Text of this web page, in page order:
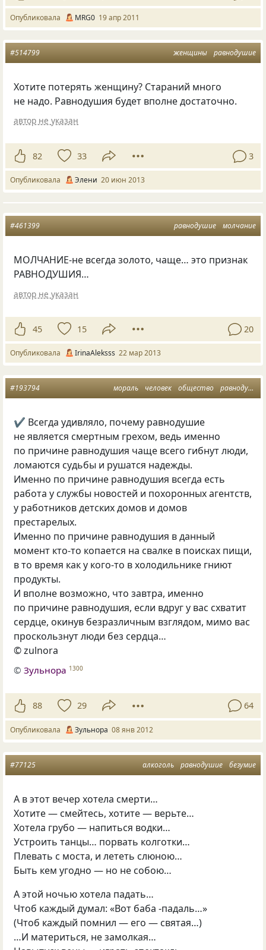
Опубликовала MRG0 19 апр 2011
женщины равнодушие
#514799
Хотите потерять женщину? Стараний много
не надо. Равнодушия будет вполне достаточно.
автор не указан
82 33 3
Опубликовала Элени 20 июн 2013
равнодушие молчание
#461399
МОЛЧАНИЕ-не всегда золото, чаще… это признак
РАВНОДУШИЯ…
автор не указан
45 15 20
Опубликовала IrinaAleksss 22 мар 2013
мораль человек общество равнодушие
#193794
✔ Всегда удивляло, почему равнодушие
не является смертным грехом, ведь именно
по причине равнодушия чаще всего гибнут люди,
ломаются судьбы и рушатся надежды.
Именно по причине равнодушия всегда есть
работа у службы новостей и похоронных агентств,
у работников детских домов и домов
престарелых.
Именно по причине равнодушия в данный
момент кто-то копается на свалке в поисках пищи,
в то время как у кого-то в холодильнике гниют
продукты.
И вполне возможно, что завтра, именно
по причине равнодушия, если вдруг у вас схватит
сердце, окинув безразличным взглядом, мимо вас
проскользнут люди без сердца…
© zulnora
©Зульнора 1300
88 29 64
Опубликовала Зульнора 08 янв 2012
алкоголь равнодушие безумие
#77125
А в этот вечер хотела смерти…
Хотите — смейтесь, хотите — верьте…
Хотела грубо — напиться водки…
Устроить танцы… порвать колготки…
Плевать с моста, и лететь слюною…
Быть кем угодно — но не собою…
А этой ночью хотела падать…
Чтоб каждый думал: «Вот баба -падаль…»
(Чтоб каждый помнил — его — святая…)
…И материться, не замолкая…